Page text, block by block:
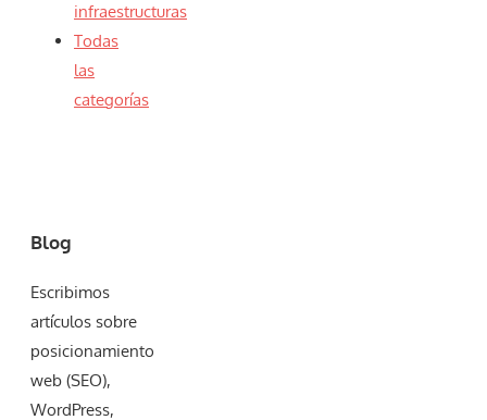
infraestructuras
Todas
las
categorías
Blog
Escribimos
artículos sobre
posicionamiento
web (SEO),
WordPress,